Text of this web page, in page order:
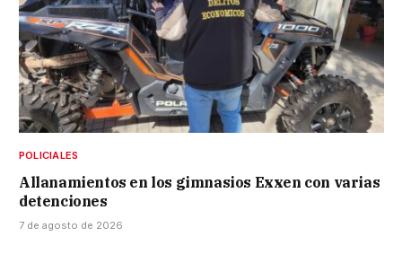
POLICIALES
Allanamientos en los gimnasios Exxen con varias
detenciones
7 de agosto de 2026